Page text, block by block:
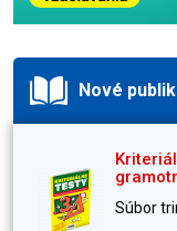
Nové
Súbor